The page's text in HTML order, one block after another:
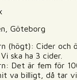
Göteborg
(högt): Cider och
ska ha 3 cider.
Det är fem för
va billigt, då tar